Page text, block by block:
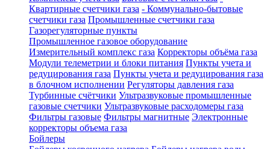
Квартирные счетчики газа - Коммунально-бытовые
счетчики газа Промышленные счетчики газа
Газорегуляторные пункты
Промышленное газовое оборудование
Измерительный комплекс газа Корректоры объёма газа
Модули телеметрии и блоки питания Пункты учета и
редуцирования газа Пункты учета и редуцирования газа
в блочном исполнении Регуляторы давления газа
Турбинные счётчики Ультразвуковые промышленные
газовые счетчики Ультразвуковые расходомеры газа
Фильтры газовые Фильтры магнитные Электронные
корректоры объема газа
Бойлеры